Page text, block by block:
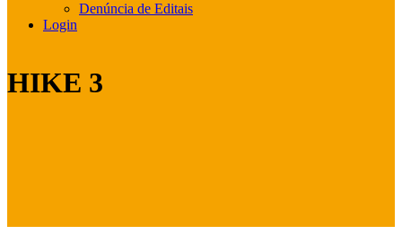
Denúncia de Editais
Login
HIKE 3